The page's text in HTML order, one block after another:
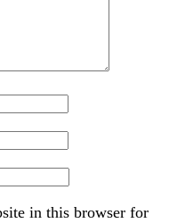
in this browser for